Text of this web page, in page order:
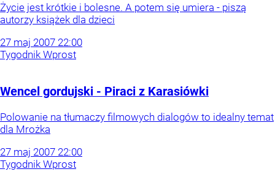
Życie jest krótkie i bolesne. A potem się umiera - piszą
autorzy książek dla dzieci
27 maj 2007 22:00
Tygodnik Wprost
Wencel gordujski - Piraci z Karasiówki
Polowanie na tłumaczy filmowych dialogów to idealny temat
dla Mrożka
27 maj 2007 22:00
Tygodnik Wprost